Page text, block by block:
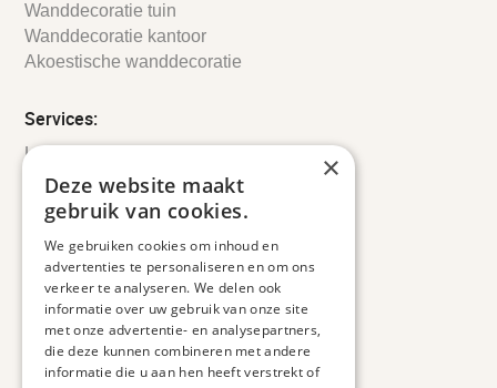
Wanddecoratie tuin
Wanddecoratie kantoor
Akoestische wanddecoratie
Services:
Leveringsinformatie
Retourbeleid
Informatie
Veelgestelde vragen
Duurzaam ondernemen
Contact informatie
Etienne de Pinedaweg 34
×
Deze website maakt
gebruik van cookies.
We gebruiken cookies om inhoud en
advertenties te personaliseren en om ons
verkeer te analyseren. We delen ook
informatie over uw gebruik van onze site
met onze advertentie- en analysepartners,
die deze kunnen combineren met andere
informatie die u aan hen heeft verstrekt of